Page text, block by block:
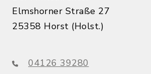
Elmshorner Straße 27
25358 Horst (Holst.)
04126 39280